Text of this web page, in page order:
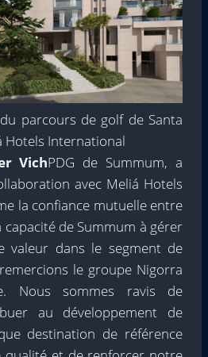
parcours de golf de Santa
Hotels International
VichPDG de Summum, a
avec Meliá Hotels
la confiance mutuelle entre
de Summum à gérer
valeur dans le segment de
le groupe Nigorra
Nous sommes ravis de
au développement de
destination de référence